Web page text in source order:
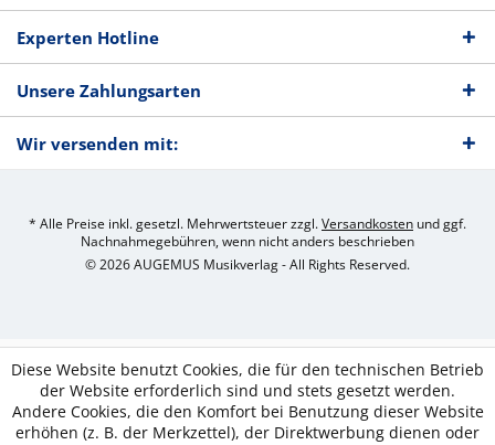
Experten Hotline
Unsere Zahlungsarten
Wir versenden mit:
* Alle Preise inkl. gesetzl. Mehrwertsteuer zzgl.Versandkosten und ggf.
Nachnahmegebühren, wenn nicht anders beschrieben
© 2026 AUGEMUS Musikverlag - All Rights Reserved.
Diese Website benutzt Cookies, die für den technischen Betrieb
der Website erforderlich sind und stets gesetzt werden.
Andere Cookies, die den Komfort bei Benutzung dieser Website
erhöhen (z. B. der Merkzettel), der Direktwerbung dienen oder